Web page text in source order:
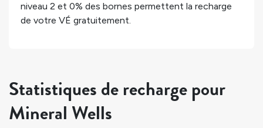
niveau 2 et 0% des bornes permettent la recharge
de votre VÉ gratuitement.
Statistiques de recharge pour
Mineral Wells